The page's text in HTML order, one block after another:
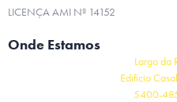
LICENÇA AMI Nº 14152
Onde Estamos
Largo da
Edifício
5400-